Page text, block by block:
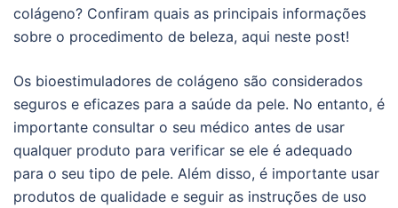
colágeno? Confiram quais as principais informações
sobre o procedimento de beleza, aqui neste post!
Os bioestimuladores de colágeno são considerados
seguros e eficazes para a saúde da pele. No entanto, é
importante consultar o seu médico antes de usar
qualquer produto para verificar se ele é adequado
para o seu tipo de pele. Além disso, é importante usar
produtos de qualidade e seguir as instruções de uso